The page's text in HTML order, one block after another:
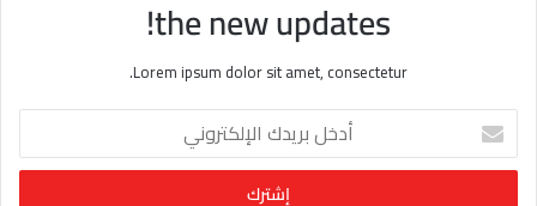
the new updates!
Lorem ipsum dolor sit amet, consectetur.
خ